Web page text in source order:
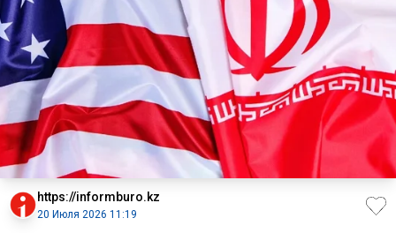
https://informburo.kz
20 Июля 2026 11:19